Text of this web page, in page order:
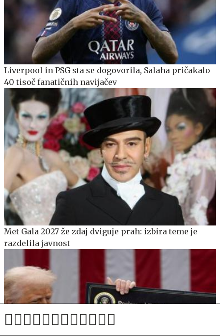
Liverpool in PSG sta se dogovorila, Salaha pričakalo
40 tisoč fanatičnih navijačev
Met Gala 2027 že zdaj dviguje prah: izbira teme je
razdelila javnost